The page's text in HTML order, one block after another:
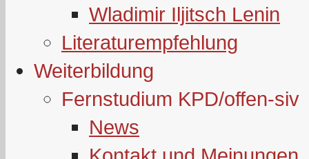
Wladimir Iljitsch Lenin
Literaturempfehlung
Weiterbildung
Fernstudium KPD/offen-siv
News